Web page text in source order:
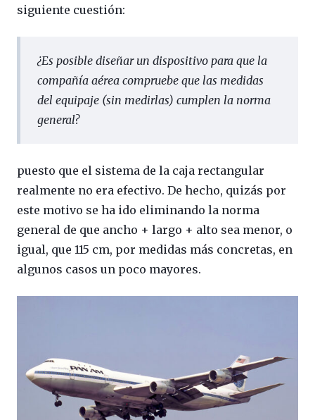
siguiente cuestión:
¿Es posible diseñar un dispositivo para que la
compañía aérea compruebe que las medidas
del equipaje (sin medirlas) cumplen la norma
general?
puesto que el sistema de la caja rectangular
realmente no era efectivo. De hecho, quizás por
este motivo se ha ido eliminando la norma
general de que ancho + largo + alto sea menor, o
igual, que 115 cm, por medidas más concretas, en
algunos casos un poco mayores.